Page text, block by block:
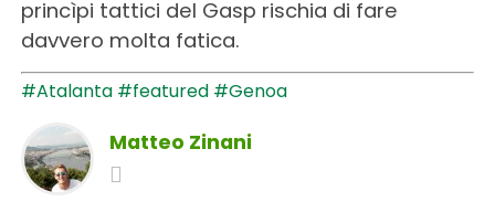
princìpi tattici del Gasp rischia di fare
davvero molta fatica.
#Atalanta #featured #Genoa
Matteo Zinani